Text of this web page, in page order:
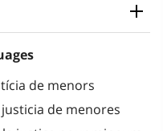
de menors
de menores